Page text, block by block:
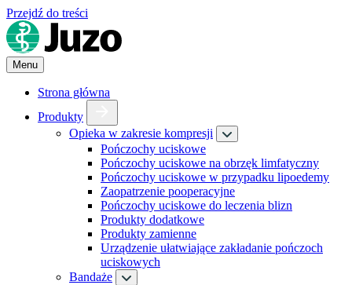
Przejdź do treści
Menu
Strona główna
Produkty
Opieka w zakresie kompresji
Pończochy uciskowe
Pończochy uciskowe na obrzęk limfatyczny
Pończochy uciskowe w przypadku lipoedemy
Zaopatrzenie pooperacyjne
Pończochy uciskowe do leczenia blizn
Produkty dodatkowe
Produkty zamienne
Urządzenie ułatwiające zakładanie pończoch
uciskowych
Bandaże